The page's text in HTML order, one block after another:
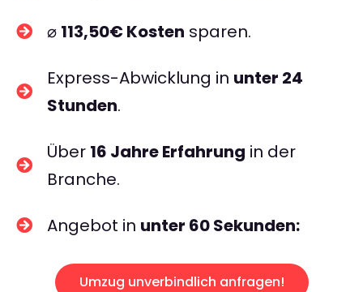
⌀ 113,50€ Kosten sparen.
Express-Abwicklung in unter 24
Stunden.
Über 16 Jahre Erfahrung in der
Branche.
Angebot in unter 60 Sekunden:
Umzug unverbindlich anfragen!